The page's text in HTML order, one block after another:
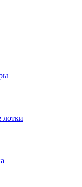
лотки